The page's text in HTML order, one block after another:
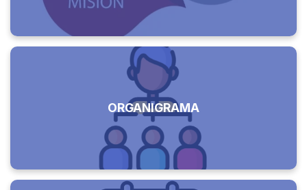
ORGANIGRAMA